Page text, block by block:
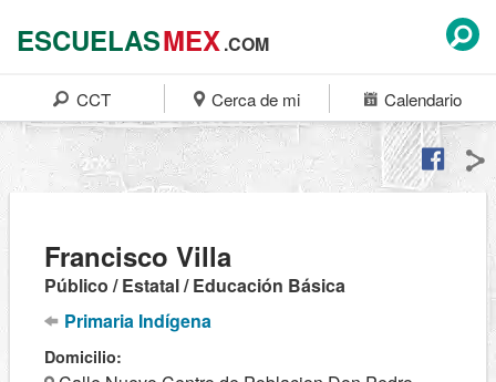
ESCUELASMEX.COM
CCT Cerca de mi Calendario
Francisco Villa
Público / Estatal / Educación Básica
Primaria Indígena
Domicilio: